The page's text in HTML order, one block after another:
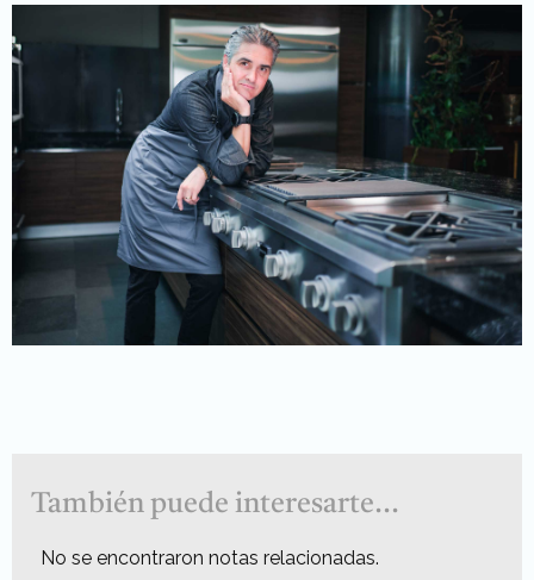
También puede interesarte...
No se encontraron notas relacionadas.